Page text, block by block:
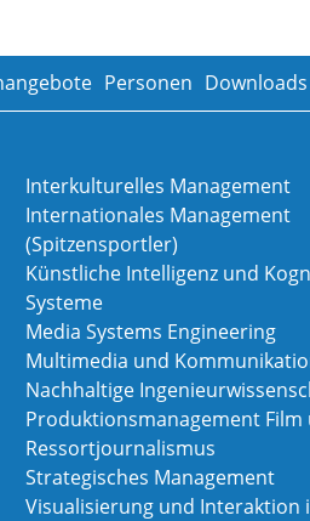
Personen Downloads
Interkulturelles Management
Internationales Management
(Spitzensportler)
Künstliche Intelligenz und
Systeme
Media Systems Engineering
Multimedia und
Nachhaltige
Produktionsmanagement Film
Ressortjournalismus
Strategisches Management
Visualisierung und Interaktion